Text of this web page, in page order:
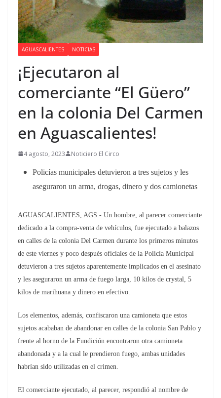
AGUASCALIENTES NOTICIAS
¡Ejecutaron al
comerciante “El Güero”
en la colonia Del Carmen
en Aguascalientes!
4 agosto, 2023 Noticiero El Circo
Policías municipales detuvieron a tres sujetos y les
aseguraron un arma, drogas, dinero y dos camionetas
AGUASCALIENTES, AGS.- Un hombre, al parecer comerciante
dedicado a la compra-venta de vehículos, fue ejecutado a balazos
en calles de la colonia Del Carmen durante los primeros minutos
de este viernes y poco después oficiales de la Policía Municipal
detuvieron a tres sujetos aparentemente implicados en el asesinato
y les aseguraron un arma de fuego larga, 10 kilos de crystal, 5
kilos de marihuana y dinero en efectivo.
Los elementos, además, confiscaron una camioneta que estos
sujetos acababan de abandonar en calles de la colonia San Pablo y
frente al horno de la Fundición encontraron otra camioneta
abandonada y a la cual le prendieron fuego, ambas unidades
habrían sido utilizadas en el crimen.
El comerciante ejecutado, al parecer, respondió al nombre de